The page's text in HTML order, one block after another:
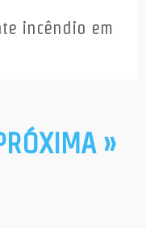
incêndio em
»